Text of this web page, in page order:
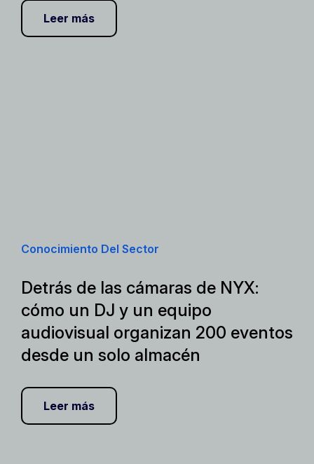
Leer más
Conocimiento Del Sector
Detrás de las cámaras de NYX:
cómo un DJ y un equipo
audiovisual organizan 200 eventos
desde un solo almacén
Leer más